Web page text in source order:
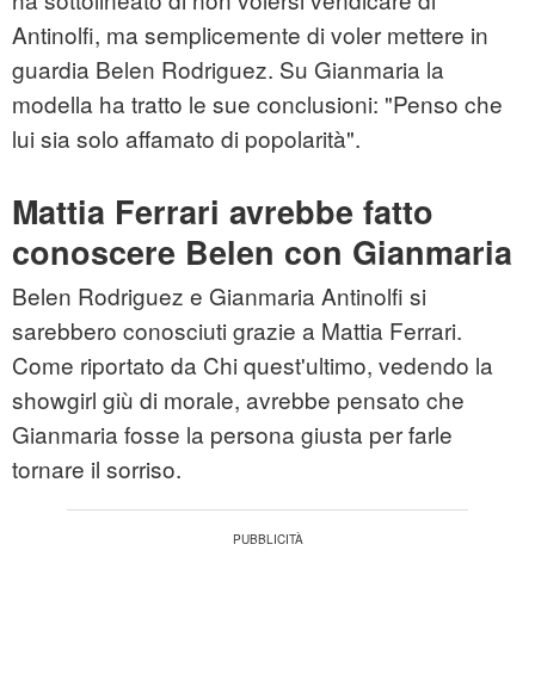
Antinolfi, ma semplicemente di voler mettere in
guardia Belen Rodriguez. Su Gianmaria la
modella ha tratto le sue conclusioni: "Penso che
lui sia solo affamato di popolarità".
Mattia Ferrari avrebbe fatto
conoscere Belen con Gianmaria
Belen Rodriguez e Gianmaria Antinolfi si
sarebbero conosciuti grazie a Mattia Ferrari.
Come riportato da Chi quest'ultimo, vedendo la
showgirl giù di morale, avrebbe pensato che
Gianmaria fosse la persona giusta per farle
tornare il sorriso.